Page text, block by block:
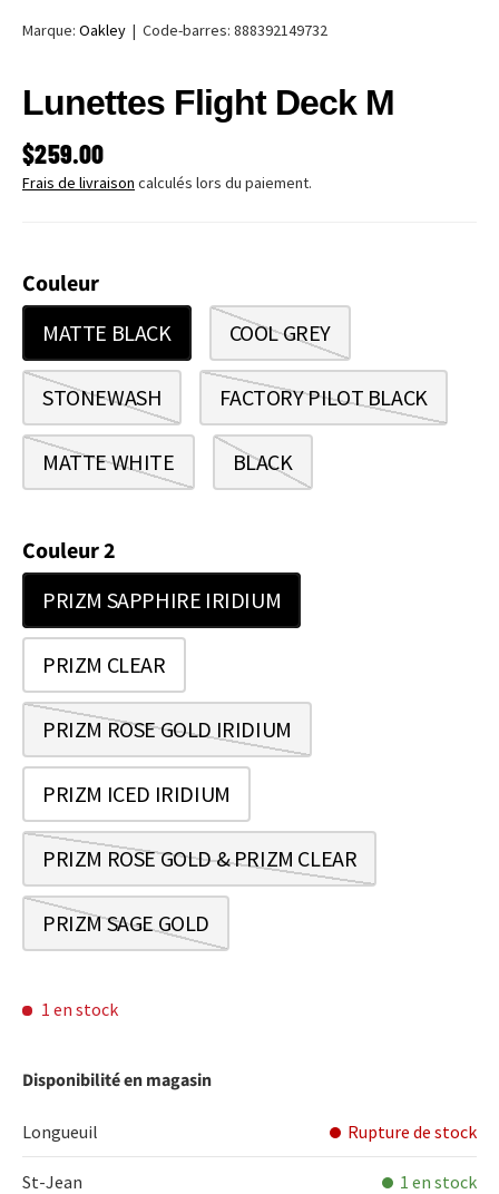
Marque: Oakley | Code-barres: 888392149732
Lunettes Flight Deck M
PRIX HABITUEL
$259.00
Frais de livraison calculés lors du paiement.
Couleur
MATTE BLACK COOL GREY
STONEWASH FACTORY PILOT BLACK
MATTE WHITE BLACK
Couleur 2
PRIZM SAPPHIRE IRIDIUM
PRIZM CLEAR
PRIZM ROSE GOLD IRIDIUM
PRIZM ICED IRIDIUM
PRIZM ROSE GOLD & PRIZM CLEAR
PRIZM SAGE GOLD
1 en stock
Disponibilité en magasin
Longueuil Rupture de stock
St-Jean 1 en stock